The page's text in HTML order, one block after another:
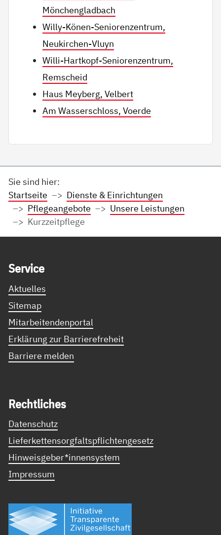
Mönchengladbach
Willy-Könen-Seniorenzentrum,
Neukirchen-Vluyn
Willi-Hartkopf-Seniorenzentrum,
Remscheid
Haus Meyberg, Velbert
Am Wasserschloss, Voerde
Sie sind hier:
Startseite
Dienste & Einrichtungen
Pflegeangebote
Unsere Leistungen
Kurzzeitpflege
Ser­vice
Aktuelles
Sitemap
Mitarbeitendenportal
Erklärung zur Barrierefreheit
Barriere melden
Recht­li­ches
Datenschutz
Lieferkettensorgfaltspflichtengesetz
Hinweisgeber*innensystem
Impressum